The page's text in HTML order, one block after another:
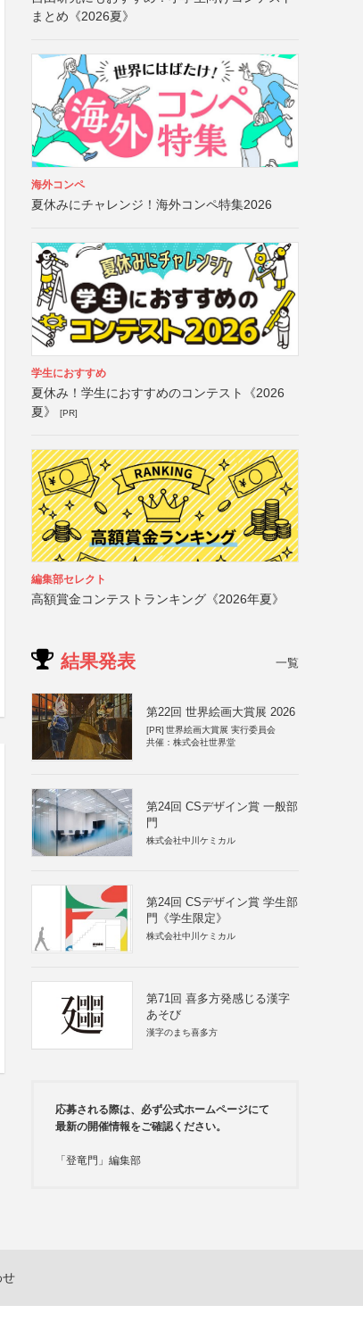
まとめ《2026夏》
海外コンペ
夏休みにチャレンジ！海外コンペ特集2026
学生におすすめ
夏休み！学生におすすめのコンテスト《2026
夏》
[PR]
編集部セレクト
高額賞金コンテストランキング《2026年夏》
結果発表 一覧
第22回 世界絵画大賞展 2026
[PR] 世界絵画大賞展 実行委員会
共催：株式会社世界堂
第24回 CSデザイン賞 一般部
門
株式会社中川ケミカル
第24回 CSデザイン賞 学生部
門《学生限定》
株式会社中川ケミカル
第71回 喜多方発感じる漢字
あそび
漢字のまち喜多方
応募される際は、必ず公式ホームページにて
最新の開催情報をご確認ください。
「登竜門」編集部
せ